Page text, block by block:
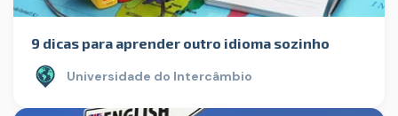
9 dicas para aprender outro idioma sozinho
Universidade do Intercâmbio